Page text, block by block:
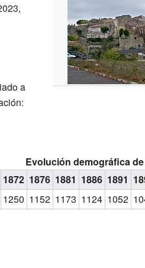
a
Evolución demográfica
1872 1876 1881 1886 1891
1250 1152 1173 1124 1052